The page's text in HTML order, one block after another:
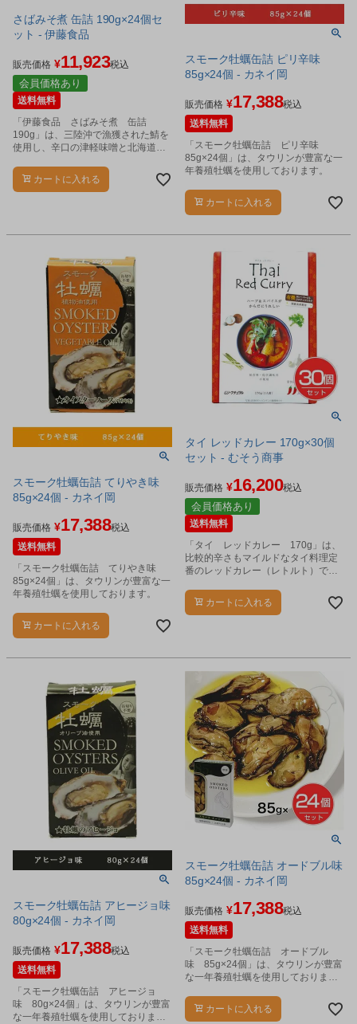
さばみそ煮 缶詰 190g×24個セ
ット - 伊藤食品
販売価格 ¥11,923税込
会員価格あり
送料無料
「伊藤食品 さばみそ煮 缶詰
190g」は、三陸沖で漁獲された鯖を
使用し、辛口の津軽味噌と北海道産
カートに入れる
スモーク牡蠣缶詰 ピリ辛味
85g×24個 - カネイ岡
販売価格 ¥17,388税込
送料無料
「スモーク牡蠣缶詰 ピリ辛味
85g×24個」は、タウリンが豊富な一
年養殖牡蠣を使用しております。
カートに入れる
スモーク牡蠣缶詰 てりやき味
85g×24個 - カネイ岡
販売価格 ¥17,388税込
送料無料
「スモーク牡蠣缶詰 てりやき味
85g×24個」は、タウリンが豊富な一
年養殖牡蠣を使用しております。
カートに入れる
タイ レッドカレー 170g×30個
セット - むそう商事
販売価格 ¥16,200税込
会員価格あり
送料無料
「タイ レッドカレー 170g」は、
比較的辛さもマイルドなタイ料理定
番のレッドカレー（レトルト）で
カートに入れる
スモーク牡蠣缶詰 アヒージョ味
80g×24個 - カネイ岡
販売価格 ¥17,388税込
送料無料
「スモーク牡蠣缶詰 アヒージョ
味 80g×24個」は、タウリンが豊富
な一年養殖牡蠣を使用しておりま
スモーク牡蠣缶詰 オードブル味
85g×24個 - カネイ岡
販売価格 ¥17,388税込
送料無料
「スモーク牡蠣缶詰 オードブル
味 85g×24個」は、タウリンが豊富
な一年養殖牡蠣を使用しておりま
カートに入れる